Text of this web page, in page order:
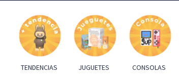
TENDENCIAS JUGUETES CONSOLAS